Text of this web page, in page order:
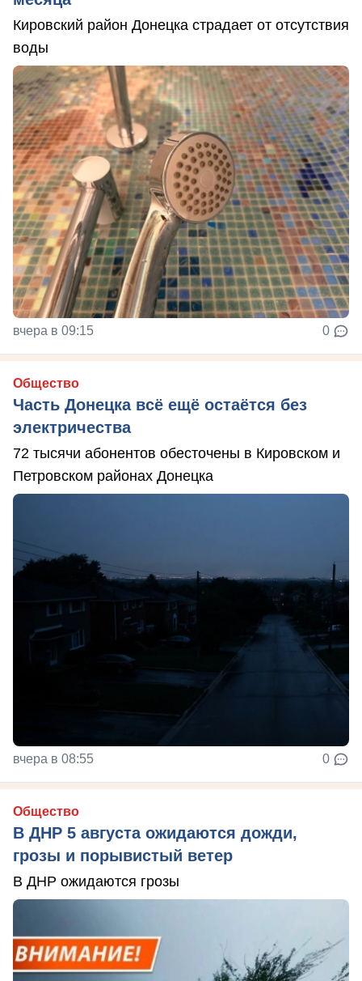
Кировский район Донецка страдает от отсутствия
воды
вчера в 09:15 0
Общество
Часть Донецка всё ещё остаётся без
электричества
72 тысячи абонентов обесточены в Кировском и
Петровском районах Донецка
вчера в 08:55 0
Общество
В ДНР 5 августа ожидаются дожди,
грозы и порывистый ветер
В ДНР ожидаются грозы